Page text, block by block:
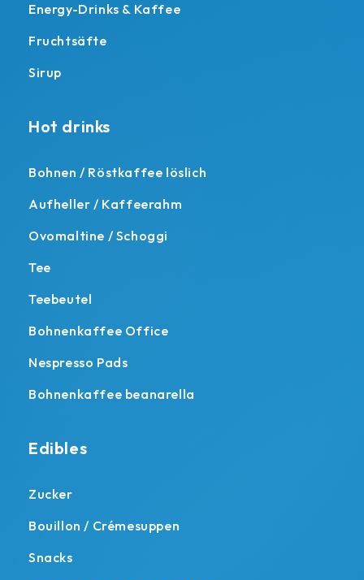
Energy-Drinks & Kaffee
Fruchtsäfte
Sirup
Hot drinks
Bohnen / Röstkaffee löslich
Aufheller / Kaffeerahm
Ovomaltine / Schoggi
Tee
Teebeutel
Bohnenkaffee Office
Nespresso Pads
Bohnenkaffee beanarella
Edibles
Zucker
Bouillon / Crémesuppen
Snacks